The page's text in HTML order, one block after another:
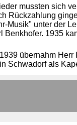
mussten sich
Rückzahlung
Musik" unter der
Benkhofer. 1935
übernahm Herr
Schwadorf als